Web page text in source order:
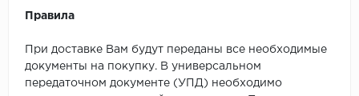
Правила
При доставке Вам будут переданы все необходимые
документы на покупку. В универсальном
передаточном документе (УПД) необходимо